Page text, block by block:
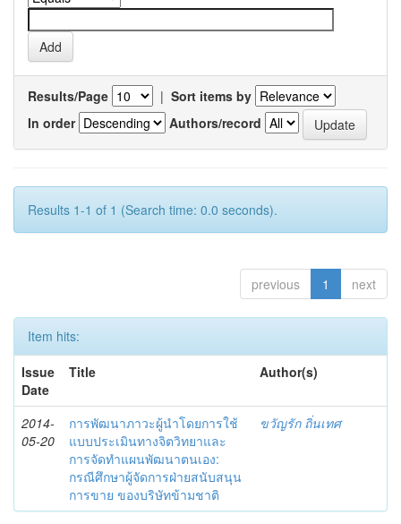
Results/Page | Sort items by
In order
Authors/record
Results 1-1 of 1 (Search time: 0.0 seconds).
previous 1 next
Item hits:
Issue
Date
Title Author(s)
2014-
05-20
การพัฒนาภาวะผู้นำโดยการใช้
แบบประเมินทางจิตวิทยาและ
การจัดทำแผนพัฒนาตนเอง:
กรณีศึกษาผู้จัดการฝ่ายสนับสนุน
การขาย ของบริษัทข้ามชาติ
ขวัญรัก ถิ่นเทศ